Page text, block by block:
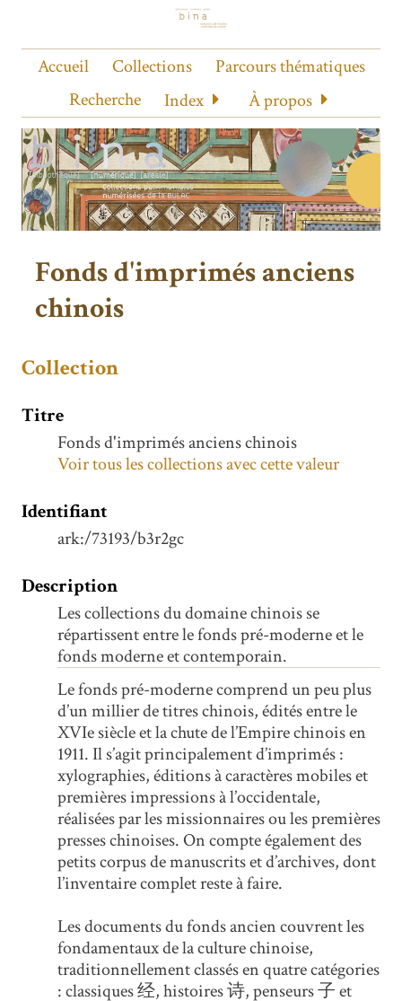
Accueil Collections
Parcours thématiques
Recherche
Index À propos
Fonds d'imprimés anciens
chinois
Collection
Titre
Fonds d'imprimés anciens chinois
Voir tous les collections avec cette valeur
Identifiant
ark:/73193/b3r2gc
Description
Les collections du domaine chinois se
répartissent entre le fonds pré-moderne et le
fonds moderne et contemporain.
Le fonds pré-moderne comprend un peu plus
d’un millier de titres chinois, édités entre le
XVIe siècle et la chute de l’Empire chinois en
1911. Il s’agit principalement d’imprimés :
xylographies, éditions à caractères mobiles et
premières impressions à l’occidentale,
réalisées par les missionnaires ou les premières
presses chinoises. On compte également des
petits corpus de manuscrits et d’archives, dont
l’inventaire complet reste à faire.
Les documents du fonds ancien couvrent les
fondamentaux de la culture chinoise,
traditionnellement classés en quatre catégories
: classiques 经, histoires 诗, penseurs 子 et